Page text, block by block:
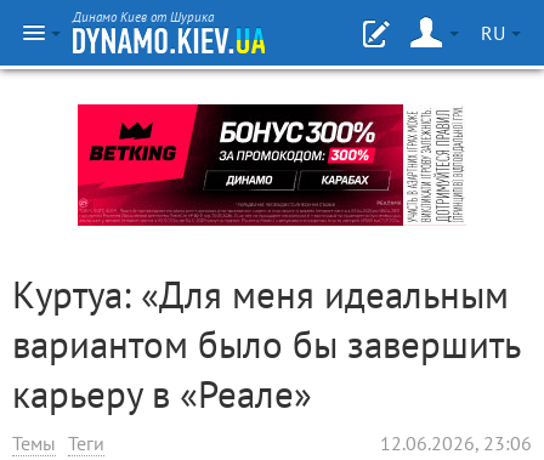
Динамо Киев от Шурика
RU
Куртуа: «Для меня идеальным
вариантом было бы завершить
карьеру в «Реале»
Темы Теги 12.06.2026, 23:06